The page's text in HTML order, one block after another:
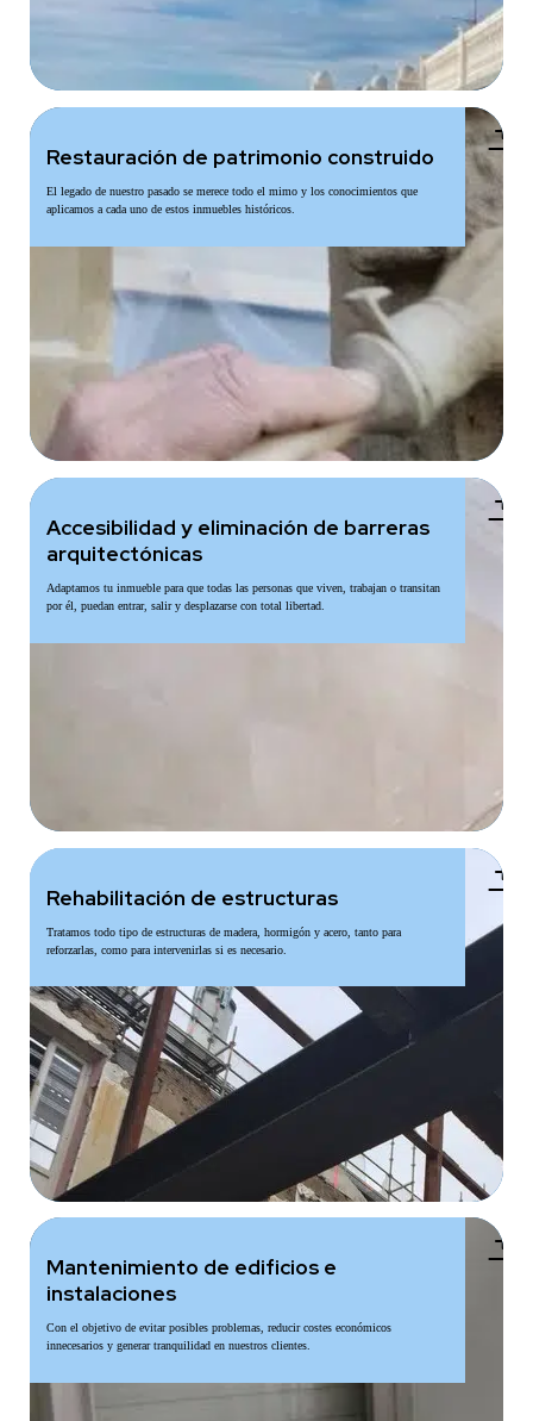
Restauración de patrimonio construido
El legado de nuestro pasado se merece todo el mimo y los conocimientos que
aplicamos a cada uno de estos inmuebles históricos.
add
Accesibilidad y eliminación de barreras
arquitectónicas
Adaptamos tu inmueble para que todas las personas que viven, trabajan o transitan
por él, puedan entrar, salir y desplazarse con total libertad.
add
Rehabilitación de estructuras
Tratamos todo tipo de estructuras de madera, hormigón y acero, tanto para
reforzarlas, como para intervenirlas si es necesario.
add
Mantenimiento de edificios e
instalaciones
Con el objetivo de evitar posibles problemas, reducir costes económicos
innecesarios y generar tranquilidad en nuestros clientes.
add